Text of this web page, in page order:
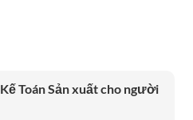
Toán Sản xuất cho người